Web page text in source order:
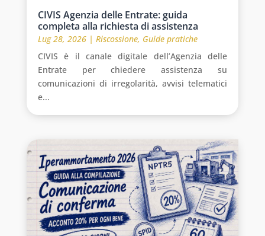
CIVIS Agenzia delle Entrate: guida
completa alla richiesta di assistenza
Lug 28, 2026| Riscossione, Guide pratiche
CIVIS è il canale digitale dell’Agenzia delle
Entrate per chiedere assistenza su
comunicazioni di irregolarità, avvisi telematici
e...